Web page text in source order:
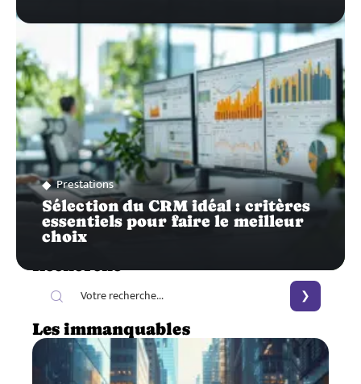
Prestations
Sélection du CRM idéal : critères
essentiels pour faire le meilleur
choix
Recherche
Les immanquables